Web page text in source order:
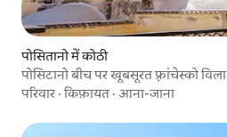
पोसितानो में कोठी
पोसिटानो बीच पर खूबसूरत फ़्रांचेस्को विला
परिवार ·किफ़ायत · आना-जाना